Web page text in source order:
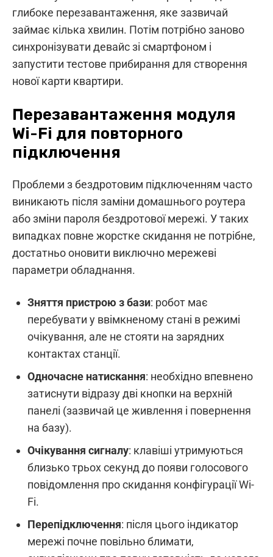
глибоке перезавантаження, яке зазвичай
займає кілька хвилин. Потім потрібно заново
синхронізувати девайс зі смартфоном і
запустити тестове прибирання для створення
нової карти квартири.
Перезавантаження модуля
Wi-Fi для повторного
підключення
Проблеми з бездротовим підключенням часто
виникають після заміни домашнього роутера
або зміни пароля бездротової мережі. У таких
випадках повне жорстке скидання не потрібне,
достатньо оновити виключно мережеві
параметри обладнання.
Зняття пристрою з бази: робот має
перебувати у ввімкненому стані в режимі
очікування, але не стояти на зарядних
контактах станції.
Одночасне натискання: необхідно впевнено
затиснути відразу дві кнопки на верхній
панелі (зазвичай це живлення і повернення
на базу).
Очікування сигналу: клавіші утримуються
близько трьох секунд до появи голосового
повідомлення про скидання конфігурації Wi-
Fi.
Перепідключення: після цього індикатор
мережі почне повільно блимати,